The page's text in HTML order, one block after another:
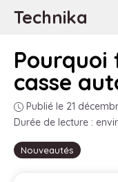
AllerTechnika
Nouveautés
Pourquoi
casse
Publié le 21
Durée de lecture :